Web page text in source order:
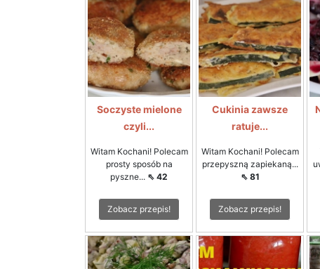
Soczyste mielone
czyli...
Witam Kochani! Polecam
prosty sposób na
pyszne... ⇖ 42
Zobacz przepis!
Cukinia zawsze
ratuje...
Witam Kochani! Polecam
przepyszną zapiekaną...
⇖ 81
Zobacz przepis!